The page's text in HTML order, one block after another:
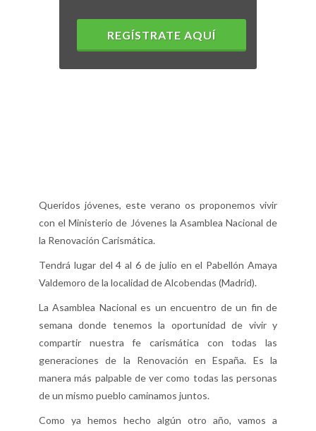
REGÍSTRATE AQUÍ
Queridos jóvenes, este verano os proponemos vivir
con el Ministerio de Jóvenes la Asamblea Nacional de
la Renovación Carismática.
Tendrá lugar del 4 al 6 de julio en el Pabellón Amaya
Valdemoro de la localidad de Alcobendas (Madrid).
La Asamblea Nacional es un encuentro de un fin de
semana donde tenemos la oportunidad de vivir y
compartir nuestra fe carismática con todas las
generaciones de la Renovación en España. Es la
manera más palpable de ver como todas las personas
de un mismo pueblo caminamos juntos.
Como ya hemos hecho algún otro año, vamos a